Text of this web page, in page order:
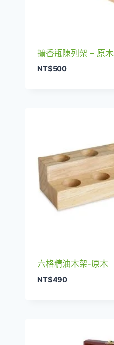
擴香瓶陳列架 – 原木
NT$500
六格精油木架-原木
NT$490